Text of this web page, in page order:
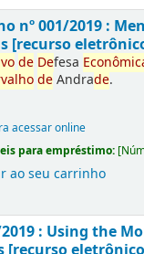
nº 001/2019 :
[recurso
de Defesa
deAndrade.
acessar online
para empréstimo: [
ao seu carrinho
: Using the